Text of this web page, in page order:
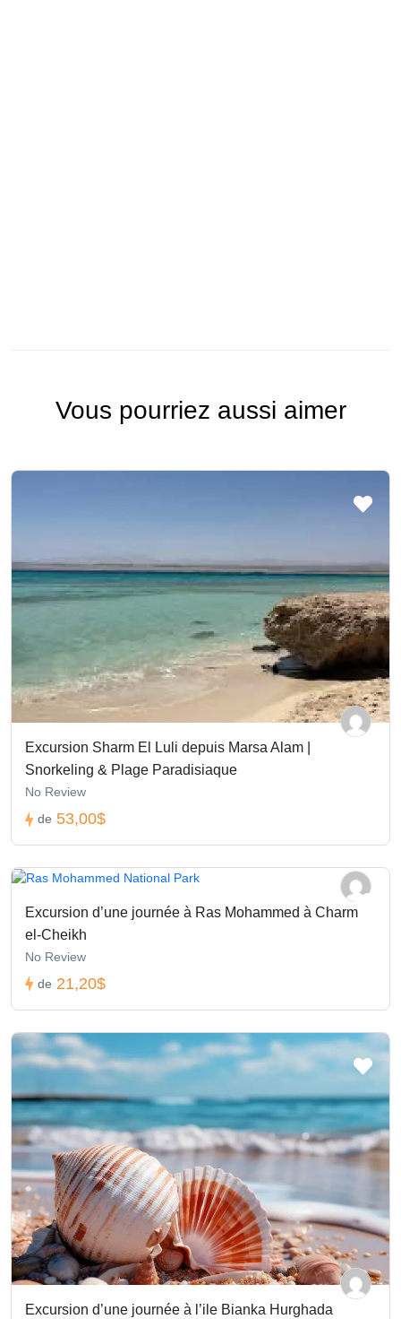
Vous pourriez aussi aimer
Excursion Sharm El Luli depuis Marsa Alam |
Snorkeling & Plage Paradisiaque
No Review
de 53,00$
Excursion d’une journée à Ras Mohammed à Charm
el-Cheikh
No Review
de 21,20$
Excursion d’une journée à l’ile Bianka Hurghada